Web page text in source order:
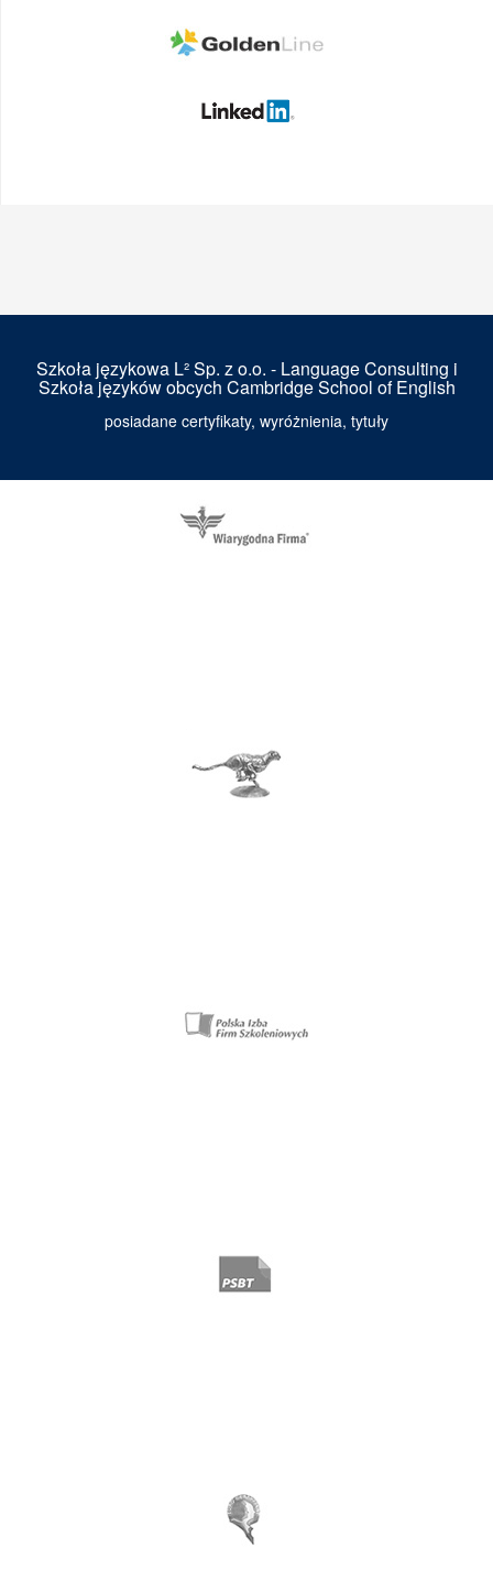
Szkoła językowa L² Sp. z o.o. - Language Consulting i
Szkoła języków obcych Cambridge School of English
posiadane certyfikaty, wyróżnienia, tytuły